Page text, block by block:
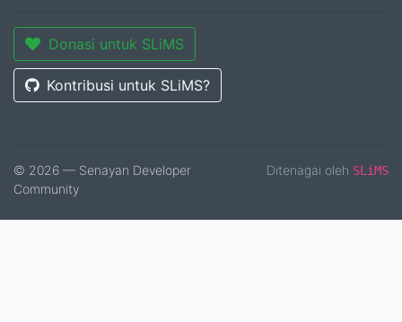
Donasi untuk SLiMS
Kontribusi untuk SLiMS?
© 2026 — Senayan Developer
Community
Ditenagai oleh SLiMS